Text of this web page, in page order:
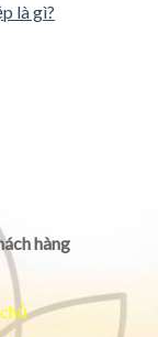
là gì?
hàng